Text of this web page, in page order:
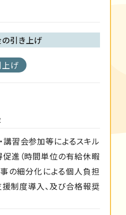
引き上げ
げ
講習会参加等によるスキル
進（時間単位の有給休暇
の細分化による個人負担
制度導入、及び合格報奨